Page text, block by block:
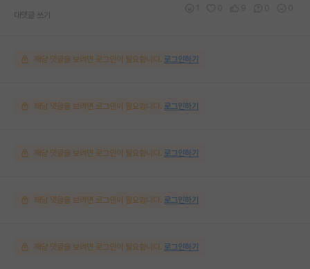
대댓글 쓰기
해당 댓글을 보려면 로그인이 필요합니다. 로그인하기
해당 댓글을 보려면 로그인이 필요합니다. 로그인하기
해당 댓글을 보려면 로그인이 필요합니다. 로그인하기
해당 댓글을 보려면 로그인이 필요합니다. 로그인하기
해당 댓글을 보려면 로그인이 필요합니다. 로그인하기